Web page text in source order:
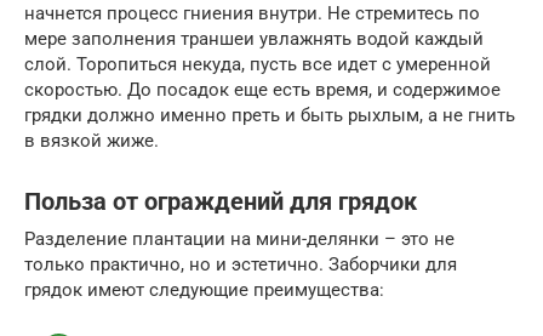
начнется процесс гниения внутри. Не стремитесь по
мере заполнения траншеи увлажнять водой каждый
слой. Торопиться некуда, пусть все идет с умеренной
скоростью. До посадок еще есть время, и содержимое
грядки должно именно преть и быть рыхлым, а не гнить
в вязкой жиже.
Польза от ограждений для грядок
Разделение плантации на мини-делянки – это не
только практично, но и эстетично. Заборчики для
грядок имеют следующие преимущества: